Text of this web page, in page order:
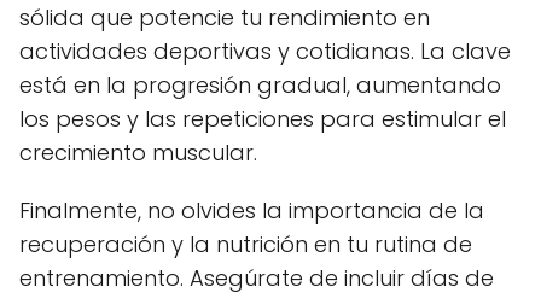
sólida que potencie tu rendimiento en
actividades deportivas y cotidianas. La clave
está en la progresión gradual, aumentando
los pesos y las repeticiones para estimular el
crecimiento muscular.
Finalmente, no olvides la importancia de la
recuperación y la nutrición en tu rutina de
entrenamiento. Asegúrate de incluir días de